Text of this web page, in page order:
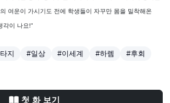
여운이 가시기도 전에 학생들이 자꾸만 몸을 밀착해온
각이 나요!”
지 #일상 #이세계 #하렘
#후회
첫 화 보기